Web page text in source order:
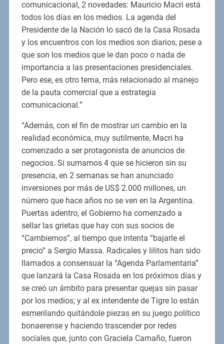
comunicacional, 2 novedades: Mauricio Macri está
todos los días en los medios. La agenda del
Presidente de la Nación lo sacó de la Casa Rosada
y los encuentros con los medios son diarios, pese a
que son los medios que le dan poco o nada de
importancia a las presentaciones presidenciales.
Pero ese, es otro tema, más relacionado al manejo
de la pauta comercial que a estrategia
comunicacional.”
“Además, con el fin de mostrar un cambio en la
realidad económica, muy sutilmente, Macri ha
comenzado a ser protagonista de anuncios de
negocios. Si sumamos 4 que se hicieron sin su
presencia, en 2 semanas se han anunciado
inversiones por más de US$ 2.000 millones, un
número que hace años no se ven en la Argentina.
Puertas adentro, el Gobierno ha comenzado a
sellar las grietas que hay con sus socios de
“Cambiemos”, al tiempo que intenta “bajarle el
precio” a Sergio Massa. Radicales y lilitos han sido
llamados a consensuar la “Agenda Parlamentaria”
que lanzará la Casa Rosada en los próximos días y
se creó un ámbito para presentar quejas sin pasar
por los medios; y al ex intendente de Tigre lo están
esmerilando quitándole piezas en su juego político
bonaerense y haciendo trascender por redes
sociales que, junto con Graciela Camaño, fueron